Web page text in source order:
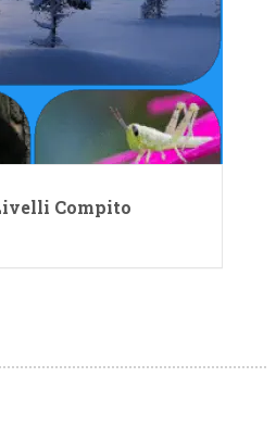
Compito